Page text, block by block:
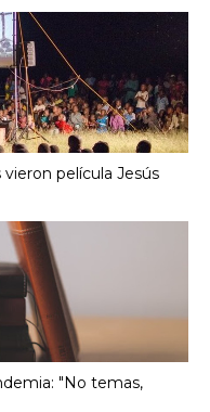
película Jesús
"No temas,